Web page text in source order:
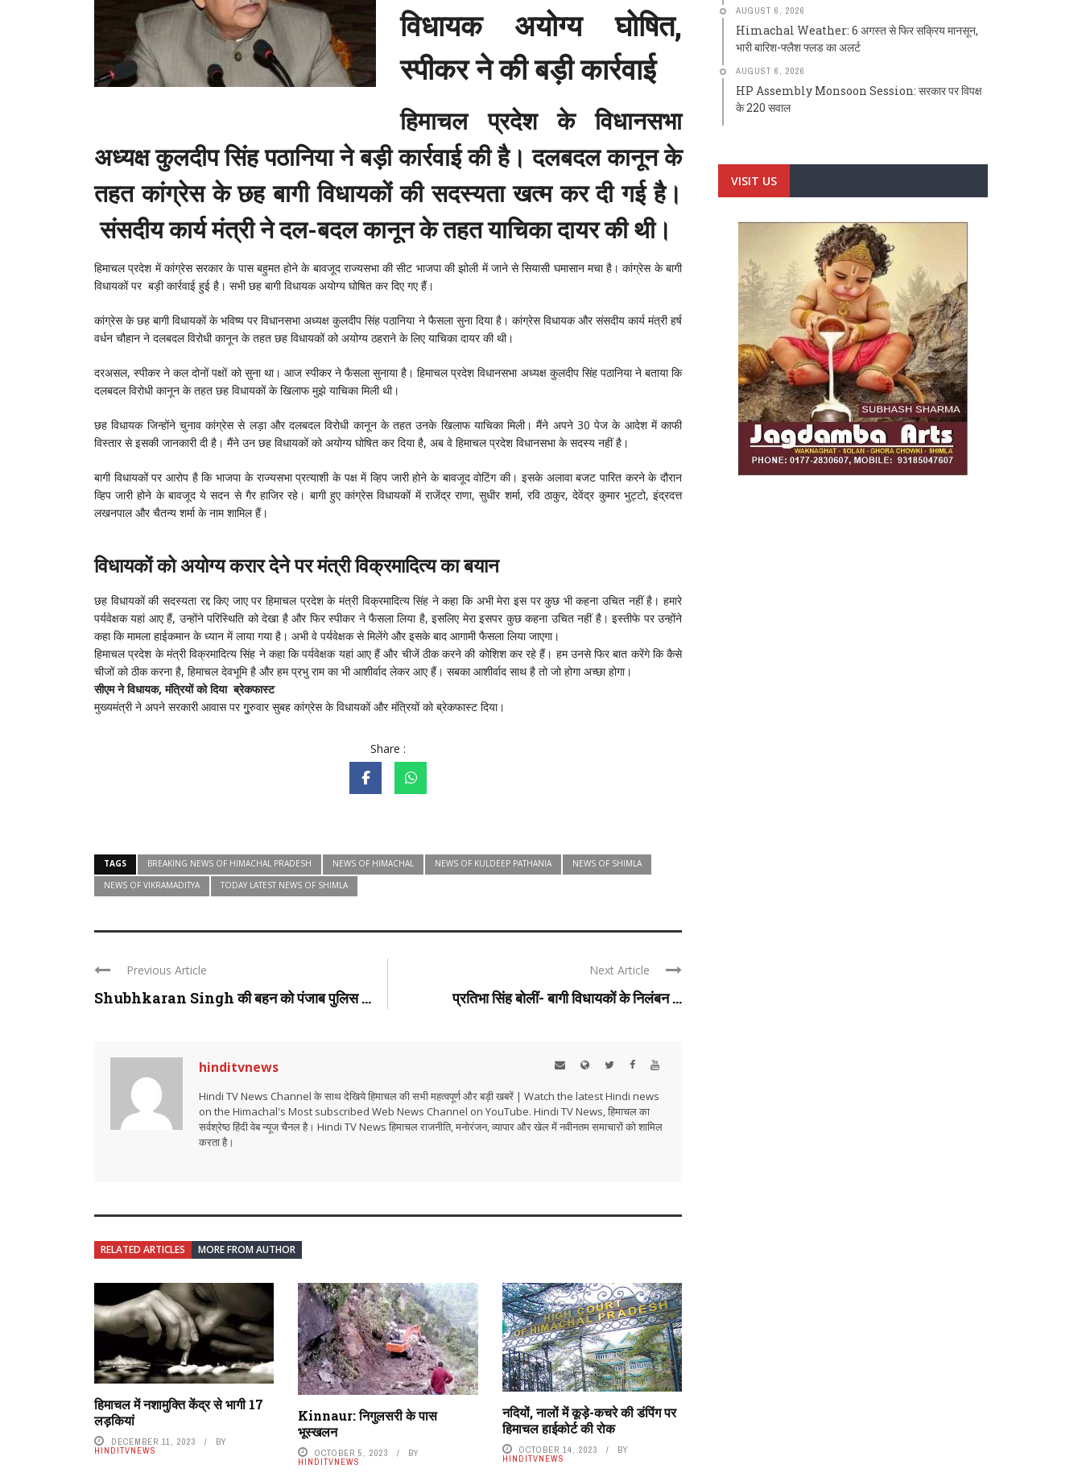
विधायक अयोग्य घोषित,
स्पीकर ने की बड़ी कार्रवाई
हिमाचल प्रदेश के विधानसभा
अध्यक्ष कुलदीप सिंह पठानिया ने बड़ी कार्रवाई की है। दलबदल कानून के
तहत कांग्रेस के छह बागी विधायकों की सदस्यता खत्म कर दी गई है।
संसदीय कार्य मंत्री ने दल-बदल कानून के तहत याचिका दायर की थी।
हिमाचल प्रदेश में कांग्रेस सरकार के पास बहुमत होने के बावजूद राज्यसभा की सीट भाजपा की झोली में जाने से सियासी घमासान मचा है। कांग्रेस के बागी
विधायकों पर बड़ी कार्रवाई हुई है। सभी छह बागी विधायक अयोग्य घोषित कर दिए गए हैं।
कांग्रेस के छह बागी विधायकों के भविष्य पर विधानसभा अध्यक्ष कुलदीप सिंह पठानिया ने फैसला सुना दिया है। कांग्रेस विधायक और संसदीय कार्य मंत्री हर्ष
वर्धन चौहान ने दलबदल विरोधी कानून के तहत छह विधायकों को अयोग्य ठहराने के लिए याचिका दायर की थी।
दरअसल, स्पीकर ने कल दोनों पक्षों को सुना था। आज स्पीकर ने फैसला सुनाया है। हिमाचल प्रदेश विधानसभा अध्यक्ष कुलदीप सिंह पठानिया ने बताया कि
दलबदल विरोधी कानून के तहत छह विधायकों के खिलाफ मुझे याचिका मिली थी।
छह विधायक जिन्होंने चुनाव कांग्रेस से लड़ा और दलबदल विरोधी कानून के तहत उनके खिलाफ याचिका मिली। मैंने अपने 30 पेज के आदेश में काफी
विस्तार से इसकी जानकारी दी है। मैंने उन छह विधायकों को अयोग्य घोषित कर दिया है, अब वे हिमाचल प्रदेश विधानसभा के सदस्य नहीं है।
बागी विधायकों पर आरोप है कि भाजपा के राज्यसभा प्रत्याशी के पक्ष में व्हिप जारी होने के बावजूद वोटिंग की। इसके अलावा बजट पारित करने के दौरान
व्हिप जारी होने के बावजूद ये सदन से गैर हाजिर रहे। बागी हुए कांग्रेस विधायकों में राजेंद्र राणा, सुधीर शर्मा, रवि ठाकुर, देवेंद्र कुमार भुट्टो, इंद्रदत्त
लखनपाल और चैतन्य शर्मा के नाम शामिल हैं।
विधायकों को अयोग्य करार देने पर मंत्री विक्रमादित्य का बयान
छह विधायकों की सदस्यता रद्द किए जाए पर हिमाचल प्रदेश के मंत्री विक्रमादित्य सिंह ने कहा कि अभी मेरा इस पर कुछ भी कहना उचित नहीं है। हमारे
पर्यवेक्षक यहां आए हैं, उन्होंने परिस्थिति को देखा है और फिर स्पीकर ने फैसला लिया है, इसलिए मेरा इसपर कुछ कहना उचित नहीं है। इस्तीफे पर उन्होंने
कहा कि मामला हाईकमान के ध्यान में लाया गया है। अभी वे पर्यवेक्षक से मिलेंगे और इसके बाद आगामी फैसला लिया जाएगा।
हिमाचल प्रदेश के मंत्री विक्रमादित्य सिंह ने कहा कि पर्यवेक्षक यहां आए हैं और चीजें ठीक करने की कोशिश कर रहे हैं। हम उनसे फिर बात करेंगे कि कैसे
चीजों को ठीक करना है, हिमाचल देवभूमि है और हम प्रभु राम का भी आशीर्वाद लेकर आए हैं। सबका आशीर्वाद साथ है तो जो होगा अच्छा होगा।
सीएम ने विधायक, मंत्रियों को दिया ब्रेकफास्ट
मुख्यमंत्री ने अपने सरकारी आवास पर गुुरुवार सुबह कांग्रेस के विधायकों और मंत्रियों को ब्रेकफास्ट दिया।
Share :
TAGS BREAKING NEWS OF HIMACHAL PRADESH NEWS OF HIMACHAL NEWS OF KULDEEP PATHANIA
NEWS OF SHIMLA
NEWS OF VIKRAMADITYA
TODAY LATEST NEWS OF SHIMLA
Previous Article
Shubhkaran Singh की बहन को पंजाब पुलिस ...
Next Article
प्रतिभा सिंह बोलीं- बागी विधायकों के निलंबन ...
hinditvnews
Hindi TV News Channel के साथ देखिये हिमाचल की सभी महत्वपूर्ण और बड़ी खबरें | Watch the latest Hindi news
on the Himachal's Most subscribed Web News Channel on YouTube. Hindi TV News, हिमाचल का
सर्वश्रेष्ठ हिंदी वेब न्यूज चैनल है। Hindi TV News हिमाचल राजनीति, मनोरंजन, व्यापार और खेल में नवीनतम समाचारों को शामिल
करता है।
RELATED ARTICLES MORE FROM AUTHOR
हिमाचल में नशामुक्ति केंद्र से भागी 17
लड़कियां
DECEMBER 11, 2023 BY
HINDITVNEWS
Kinnaur: निगुलसरी के पास
भूस्खलन
OCTOBER 5, 2023 BY
HINDITVNEWS
नदियों, नालों में कूड़े-कचरे की डंपिंग पर
हिमाचल हाईकोर्ट की रोक
OCTOBER 14, 2023 BY
HINDITVNEWS
AUGUST 6, 2026
Himachal Weather: 6 अगस्त से फिर सक्रिय मानसून,
भारी बारिश-फ्लैश फ्लड का अलर्ट
AUGUST 6, 2026
HP Assembly Monsoon Session: सरकार पर विपक्ष
के 220 सवाल
VISIT US